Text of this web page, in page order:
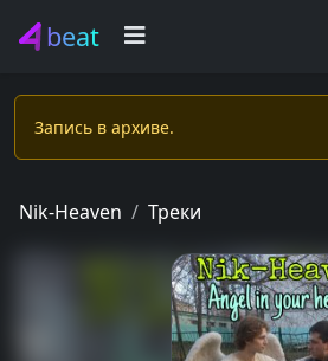
beat
Запись в apxивe.
Nik-Heaven Треки